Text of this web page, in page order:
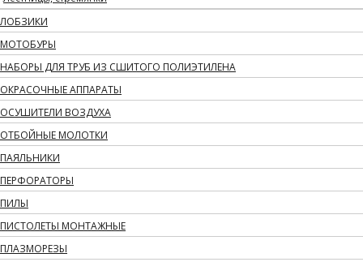
ЛОБЗИКИ
МОТОБУРЫ
НАБОРЫ ДЛЯ ТРУБ ИЗ СШИТОГО ПОЛИЭТИЛЕНА
ОКРАСОЧНЫЕ АППАРАТЫ
ОСУШИТЕЛИ ВОЗДУХА
ОТБОЙНЫЕ МОЛОТКИ
ПАЯЛЬНИКИ
ПЕРФОРАТОРЫ
ПИЛЫ
ПИСТОЛЕТЫ МОНТАЖНЫЕ
ПЛАЗМОРЕЗЫ